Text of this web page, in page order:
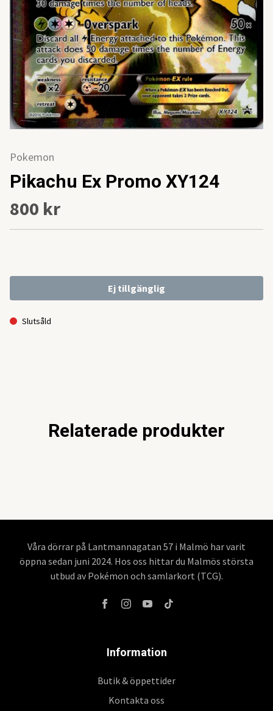
Pokemon
Pikachu Ex Promo XY124
800 kr
Ej tillgänglig
Slutsåld
Relaterade produkter
Våra dörrar på Lantmannagatan 57 i Malmö har varit
öppna sedan juni 2024. Hos oss hittar du Malmös största
utbud av Pokémon och samlarkort (TCG).
Information
Butik & öppettider
Kontakta oss